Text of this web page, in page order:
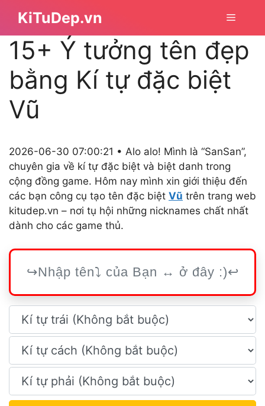
nội
dung
KiTuDep.vn Menu
15+ Ý tưởng tên đẹp
bằng Kí tự đặc biệt
Vũ
2026-06-30 07:00:21 • Alo alo! Mình là “SanSan”,
chuyên gia về kí tự đặc biệt và biệt danh trong
cộng đồng game. Hôm nay mình xin giới thiệu đến
các bạn công cụ tạo tên đặc biệt Vũ trên trang web
kitudep.vn – nơi tụ hội những nicknames chất nhất
dành cho các game thủ.